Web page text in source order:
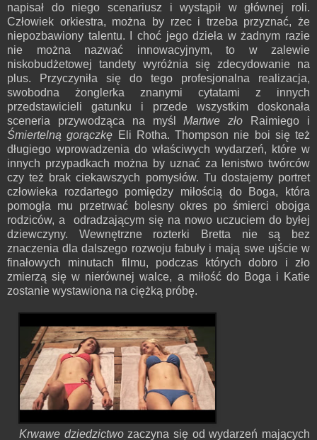
napisał do niego scenariusz i wystąpił w głównej roli.
Człowiek orkiestra, można by rzec i trzeba przyznać, że
niepozbawiony talentu. I choć jego dzieła w żadnym razie
nie można nazwać innowacyjnym, to w zalewie
niskobudżetowej tandety wyróżnia się zdecydowanie na
plus. Przyczyniła się do tego profesjonalna realizacja,
swobodna żonglerka znanymi cytatami z innych
przedstawicieli gatunku i przede wszystkim doskonała
sceneria przywodząca na myślMartwe zło Raimiego i
Śmiertelną gorączkę Eli Rotha. Thompson nie boi się też
długiego wprowadzenia do właściwych wydarzeń, które w
innych przypadkach można by uznać za lenistwo twórców
czy też brak ciekawszych pomysłów. Tu dostajemy portret
człowieka rozdartego pomiędzy miłością do Boga, która
pomogła mu przetrwać bolesny okres po śmierci obojga
rodziców, a odradzającym się na nowo uczuciem do byłej
dziewczyny. Wewnętrzne rozterki Bretta nie są bez
znaczenia dla dalszego rozwoju fabuły i mają swe ujście w
finałowych minutach filmu, podczas których dobro i zło
zmierzą się w nierównej walce, a miłość do Boga i Katie
zostanie wystawiona na ciężką próbę.
Krwawe dziedzictwozaczyna się od wydarzeń mających